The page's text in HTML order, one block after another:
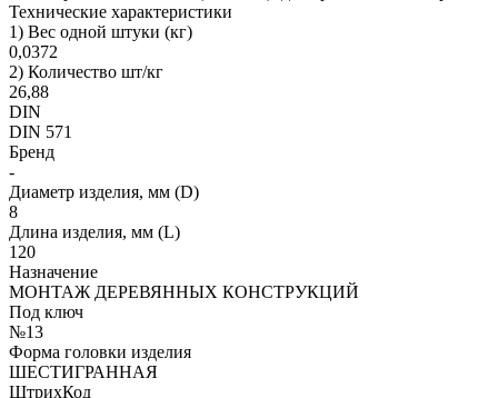
Технические характеристики
1) Вес одной штуки (кг)
0,0372
2) Количество шт/кг
26,88
DIN
DIN 571
Бренд
-
Диаметр изделия, мм (D)
8
Длина изделия, мм (L)
120
Назначение
МОНТАЖ ДЕРЕВЯННЫХ КОНСТРУКЦИЙ
Под ключ
№13
Форма головки изделия
ШЕСТИГРАННАЯ
ШтрихКод